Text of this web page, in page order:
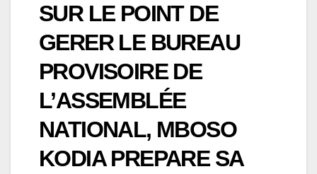
SUR LE POINT DE
GERER LE BUREAU
PROVISOIRE DE
L’ASSEMBLÉE
NATIONAL, MBOSO
KODIA PREPARE SA